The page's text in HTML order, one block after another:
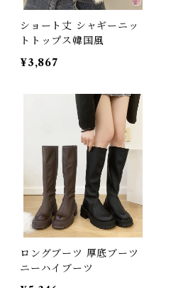
ショート丈 シャギーニッ
トトップス韓国風
¥3,867
ロングブーツ 厚底ブーツ
ニーハイブーツ